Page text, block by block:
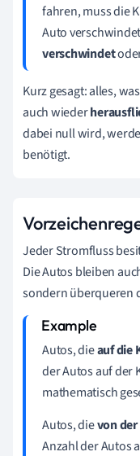
fahren, muss die
Auto
verschwindet
Kurz gesagt: alles,
auch wieder
dabei null wird,
benötigt.
Jeder Stromfluss
Die Autos bleiben
sondern überqueren
Autos, dieauf die
der Autos auf der
mathematisch
Autos, dievon
Anzahl der Autos